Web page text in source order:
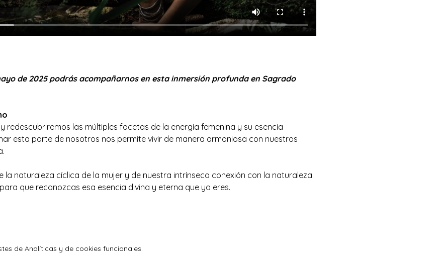
de 2025 podrás acompañarnos en esta inmersión profunda en Sagrado
redescubriremos las múltiples facetas de la energía femenina y su esencia
esta parte de nosotros nos permite vivir de manera armoniosa con nuestros
la naturaleza cíclica de la mujer y de nuestra intrínseca conexión con la naturaleza.
que reconozcas esa esencia divina y eterna que ya eres.
de Analíticas y de cookies funcionales.